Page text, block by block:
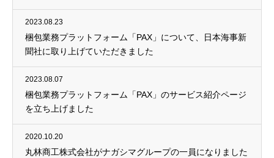
2023.08.23
梱包業務プラットフォーム「PAX」について、日本海事新
聞社に取り上げていただきました
2023.08.07
梱包業務プラットフォーム「PAX」のサービス紹介ページ
を立ち上げました
2020.10.20
丸林商工株式会社がナガシマグループの一員になりました